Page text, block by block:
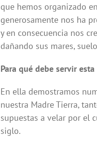
que hemos organizado
generosamente nos ha
y en consecuencia nos
dañando sus mares,
Para qué debe servir esta
En ella demostramos
nuestra Madre Tierra,
supuestas a velar por el
siglo.